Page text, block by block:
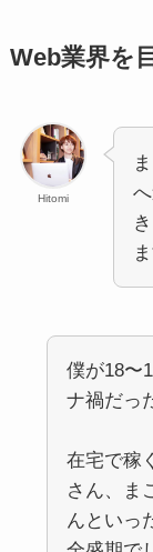
Web業界を
Hitomi
僕が18〜
ナ禍だっ
在宅で稼
さん、ま
んといっ